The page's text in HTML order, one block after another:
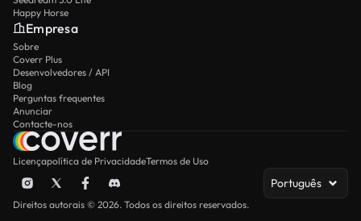
Happy Horse
Empresa
Sobre
Coverr Plus
Desenvolvedores / API
Blog
Perguntas frequentes
Anunciar
Contacte-nos
Licençapolítica de PrivacidadeTermos de Uso
Português
Direitos autorais © 2026. Todos os direitos reservados.